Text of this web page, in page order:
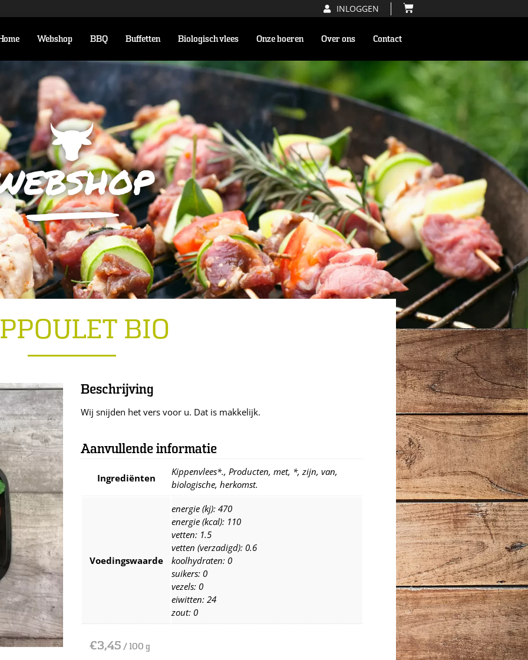
INLOGGEN
Webshop BBQ Buffetten Biologisch vlees Onze boeren Over ons Contact
BIO
Beschrijving
Wij snijden het vers voor u. Dat is makkelijk.
Aanvullende informatie
Ingrediënten
Kippenvlees*., Producten, met, *, zijn, van,
biologische, herkomst.
Voedingswaarde
energie (kj): 470
energie (kcal): 110
vetten: 1.5
vetten (verzadigd): 0.6
koolhydraten: 0
suikers: 0
vezels: 0
eiwitten: 24
zout: 0
€3,45 / 100 g